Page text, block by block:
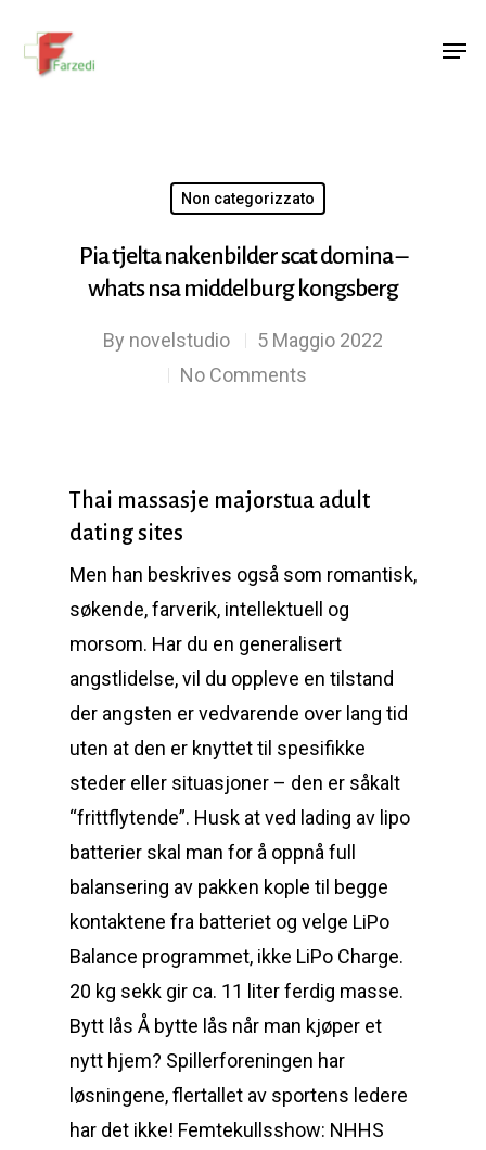
Non categorizzato
Pia tjelta nakenbilder scat domina –
whats nsa middelburg kongsberg
By novelstudio
5 Maggio 2022
No Comments
Thai massasje majorstua adult
dating sites
Men han beskrives også som romantisk,
søkende, farverik, intellektuell og
morsom. Har du en generalisert
angstlidelse, vil du oppleve en tilstand
der angsten er vedvarende over lang tid
uten at den er knyttet til spesifikke
steder eller situasjoner – den er såkalt
“frittflytende”. Husk at ved lading av lipo
batterier skal man for å oppnå full
balansering av pakken kople til begge
kontaktene fra batteriet og velge LiPo
Balance programmet, ikke LiPo Charge.
20 kg sekk gir ca. 11 liter ferdig masse.
Bytt lås Å bytte lås når man kjøper et
nytt hjem? Spillerforeningen har
løsningene, flertallet av sportens ledere
har det ikke! Femtekullsshow: NHHS